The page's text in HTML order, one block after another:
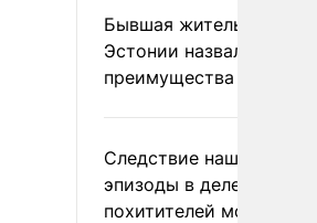
Бывшая жительница
Эстонии назвала
преимущества России
Следствие нашло
эпизоды в деле
похитителей москвичек